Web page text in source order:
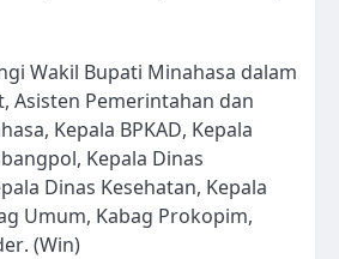
Wakil Bupati Minahasa dalam
Asisten Pemerintahan dan
Kepala BPKAD, Kepala
Kepala Dinas
Dinas Kesehatan, Kepala
Umum, Kabag Prokopim,
(Win)